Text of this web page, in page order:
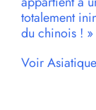
totalement
du chinois ! »
Voir